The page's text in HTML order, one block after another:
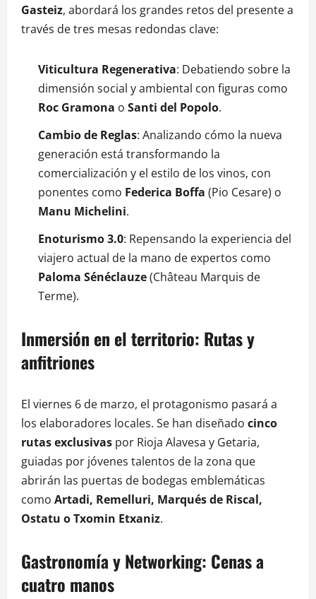
Gasteiz, abordará los grandes retos del presente a
través de tres mesas redondas clave:
Viticultura Regenerativa: Debatiendo sobre la
dimensión social y ambiental con figuras como
Roc Gramona o Santi del Popolo.
Cambio de Reglas: Analizando cómo la nueva
generación está transformando la
comercialización y el estilo de los vinos, con
ponentes como Federica Boffa (Pio Cesare) o
Manu Michelini.
Enoturismo 3.0: Repensando la experiencia del
viajero actual de la mano de expertos como
Paloma Sénéclauze(Château Marquis de
Terme).
Inmersión en el territorio: Rutas y
anfitriones
El viernes 6 de marzo, el protagonismo pasará a
los elaboradores locales. Se han diseñado cinco
rutas exclusivas por Rioja Alavesa y Getaria,
guiadas por jóvenes talentos de la zona que
abrirán las puertas de bodegas emblemáticas
como Artadi, Remelluri, Marqués de Riscal,
Ostatu o Txomin Etxaniz.
Gastronomía y Networking: Cenas a
cuatro manos